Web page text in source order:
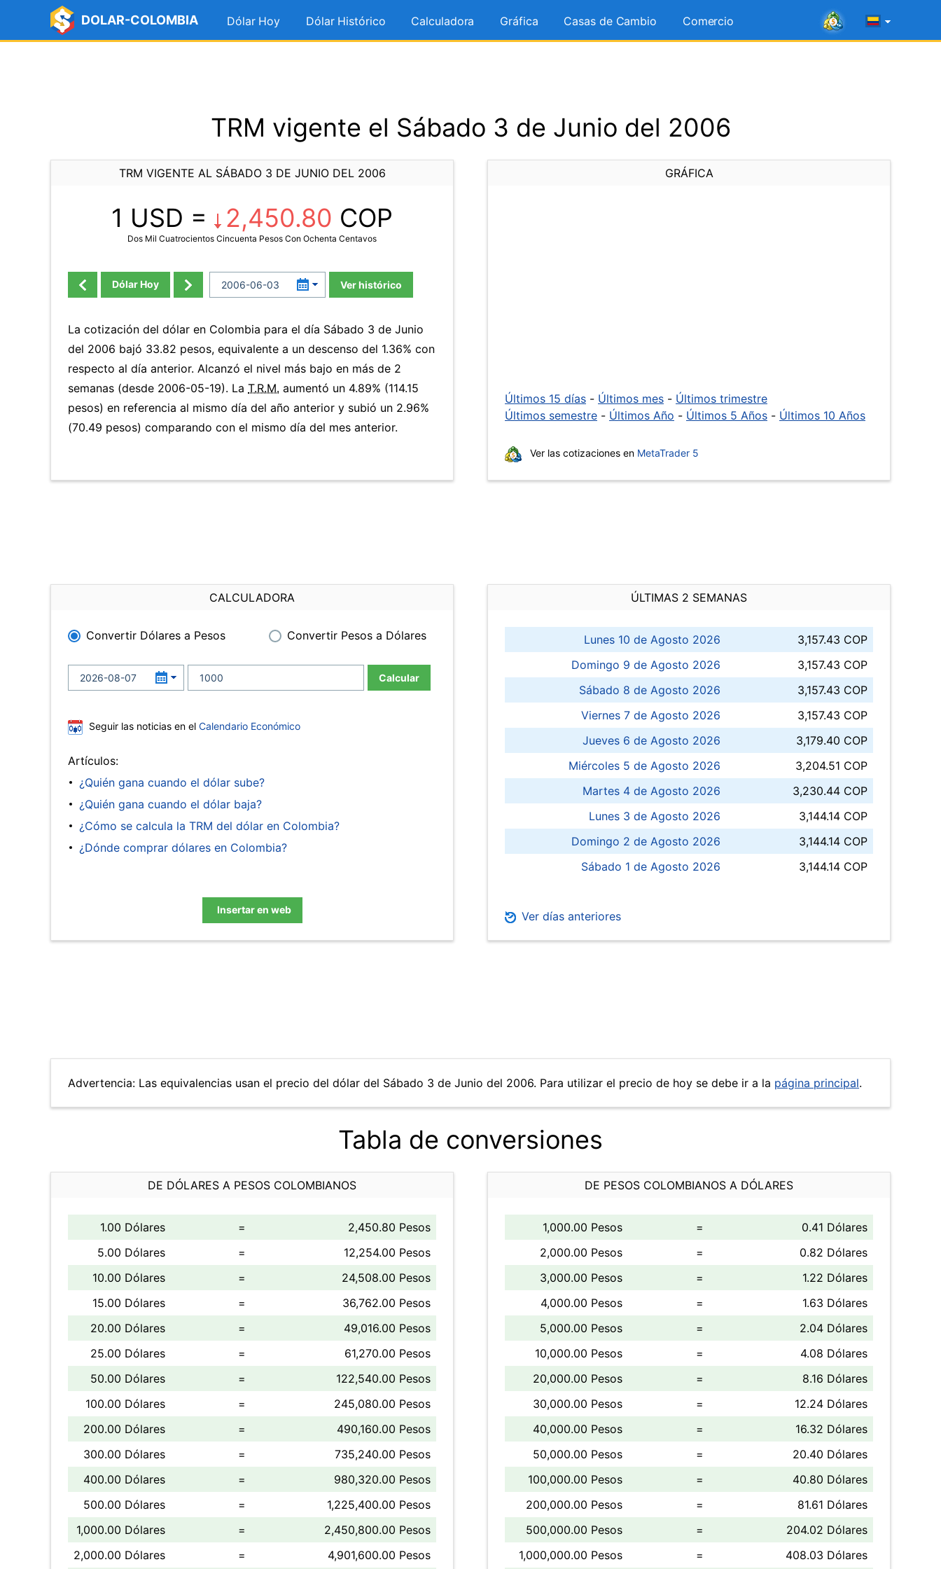
DOLAR-COLOMBIA Dólar Hoy Dólar Histórico Calculadora Gráfica Casas de Cambio Comercio
TRM vigente el Sábado 3 de Junio del 2006
TRM VIGENTE AL SÁBADO 3 DE JUNIO DEL 2006
1 USD = 2,450.80 COP
Dos Mil Cuatrocientos Cincuenta Pesos Con Ochenta Centavos
Dólar Hoy Ver histórico
La cotización del dólar en Colombia para el día Sábado 3 de Junio
del 2006 bajó 33.82 pesos, equivalente a un descenso del 1.36% con
respecto al día anterior. Alcanzó el nivel más bajo en más de 2
semanas (desde 2006-05-19). La T.R.M. aumentó un 4.89% (114.15
pesos) en referencia al mismo día del año anterior y subió un 2.96%
(70.49 pesos) comparando con el mismo día del mes anterior.
GRÁFICA
Últimos 15 días - Últimos mes - Últimos trimestre
Últimos semestre - Últimos Año - Últimos 5 Años - Últimos 10 Años
Ver las cotizaciones en MetaTrader 5
CALCULADORA
Convertir Dólares a Pesos Convertir Pesos a Dólares
Calcular
Seguir las noticias en el Calendario Económico
Artículos:
¿Quién gana cuando el dólar sube?
¿Quién gana cuando el dólar baja?
¿Cómo se calcula la TRM del dólar en Colombia?
¿Dónde comprar dólares en Colombia?
Insertar en web
ÚLTIMAS 2 SEMANAS
Lunes 10 de Agosto 2026
3,157.43 COP
Domingo 9 de Agosto 2026
3,157.43 COP
Sábado 8 de Agosto 2026
3,157.43 COP
Viernes 7 de Agosto 2026
3,157.43 COP
Jueves 6 de Agosto 2026
3,179.40 COP
Miércoles 5 de Agosto 2026
3,204.51 COP
Martes 4 de Agosto 2026
3,230.44 COP
Lunes 3 de Agosto 2026
3,144.14 COP
Domingo 2 de Agosto 2026
3,144.14 COP
Sábado 1 de Agosto 2026
3,144.14 COP
Ver días anteriores
Advertencia: Las equivalencias usan el precio del dólar del Sábado 3 de Junio del 2006. Para utilizar el precio de hoy se debe ir a la página principal.
Tabla de conversiones
DE DÓLARES A PESOS COLOMBIANOS
1.00 Dólares =
2,450.80 Pesos
5.00 Dólares
=
12,254.00 Pesos
10.00 Dólares
=
24,508.00 Pesos
15.00 Dólares
=
36,762.00 Pesos
20.00 Dólares
=
49,016.00 Pesos
25.00 Dólares
=
61,270.00 Pesos
50.00 Dólares
=
122,540.00 Pesos
100.00 Dólares
=
245,080.00 Pesos
200.00 Dólares
=
490,160.00 Pesos
300.00 Dólares
=
735,240.00 Pesos
400.00 Dólares
=
980,320.00 Pesos
500.00 Dólares
=
1,225,400.00 Pesos
1,000.00 Dólares
=
2,450,800.00 Pesos
2,000.00 Dólares
= 4,901,600.00 Pesos
DE PESOS COLOMBIANOS A DÓLARES
1,000.00 Pesos =
0.41 Dólares
2,000.00 Pesos
=
0.82 Dólares
3,000.00 Pesos
=
1.22 Dólares
4,000.00 Pesos
=
1.63 Dólares
5,000.00 Pesos
=
2.04 Dólares
10,000.00 Pesos
=
4.08 Dólares
20,000.00 Pesos
=
8.16 Dólares
30,000.00 Pesos
=
12.24 Dólares
40,000.00 Pesos
=
16.32 Dólares
50,000.00 Pesos
=
20.40 Dólares
100,000.00 Pesos
=
40.80 Dólares
200,000.00 Pesos
=
81.61 Dólares
500,000.00 Pesos
=
204.02 Dólares
1,000,000.00 Pesos
= 408.03 Dólares